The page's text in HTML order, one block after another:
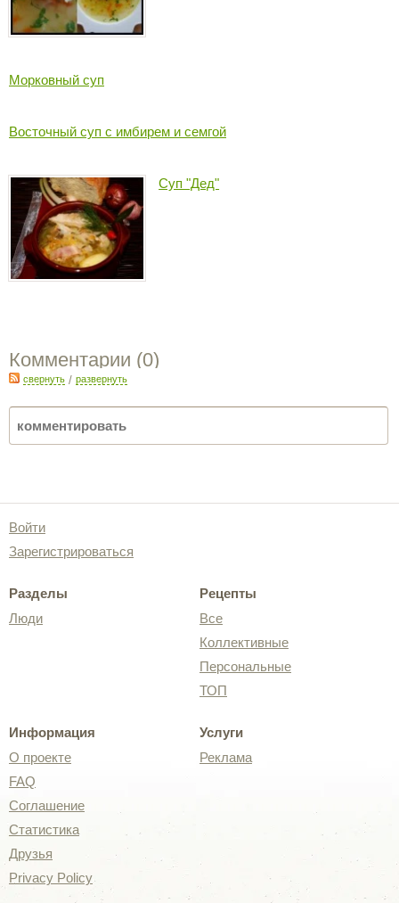
Морковный суп
Восточный суп с имбирем и семгой
Суп "Дед"
Комментарии (0)
свернуть / развернуть
Войти
Зарегистрироваться
Разделы
Люди
Рецепты
Все
Коллективные
Персональные
ТОП
Информация
О проекте
FAQ
Соглашение
Статистика
Друзья
Privacy Policy
Услуги
Реклама